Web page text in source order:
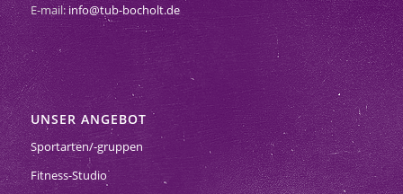
E-mail:info@tub-bocholt.de
UNSER ANGEBOT
Sportarten/-gruppen
Fitness-Studio